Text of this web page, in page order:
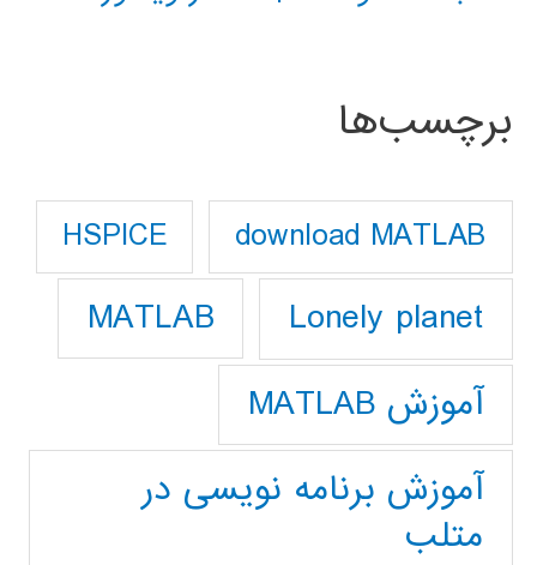
برچسب‌ها
download MATLAB
HSPICE
Lonely planet
MATLAB
آموزش MATLAB
آموزش برنامه نویسی در
متلب